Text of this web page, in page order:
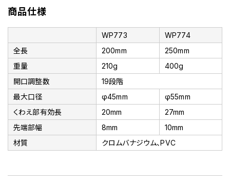
商品仕様
WP773
WP774
全長
200mm
250mm
重量
210g
400g
開口調整数
19段階
最大口径
φ45mm
φ55mm
くわえ部有効長
20mm
27mm
先端部幅
8mm
10mm
材質
クロムバナジウム、PVC